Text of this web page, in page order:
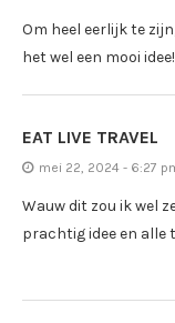
Om heel eerlijk te
het wel een mooi idee!
EAT LIVE TRAVEL
mei 22, 2024 - 6:27
Wauw dit zou ik wel
prachtig idee en alle